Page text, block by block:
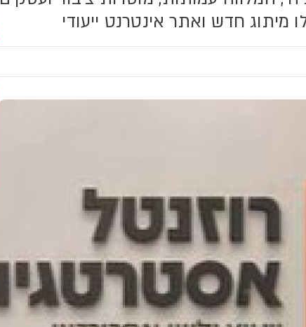
מיתוג חדש ואתר אינטרנט ייעודי